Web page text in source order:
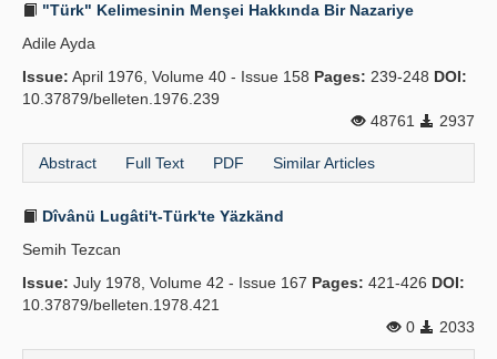
"Türk" Kelimesinin Menşei Hakkında Bir Nazariye
Adile Ayda
Issue: April 1976, Volume 40 - Issue 158 Pages: 239-248 DOI:
10.37879/belleten.1976.239
48761
2937
Abstract Full Text PDF Similar Articles
Dîvânü Lugâti't-Türk'te Yäzkänd
Semih Tezcan
Issue: July 1978, Volume 42 - Issue 167 Pages: 421-426 DOI:
10.37879/belleten.1978.421
0
2033